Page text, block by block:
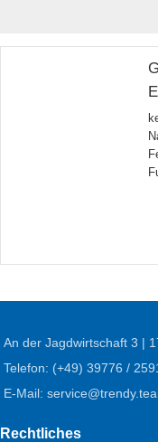
An der Jagdwirtschaft 3 |
Telefon: (+49) 39776 /
E-Mail:
Rechtliches